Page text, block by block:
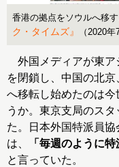
香港の拠点をソウルへ移
ク・タイムズ』
（2020年
外国メディアが東ア
を閉鎖し、中国の北
へ移転し始めたのは
うか。東京支局のス
た。日本外国特派員
は、
「毎週のように
と言っていた。